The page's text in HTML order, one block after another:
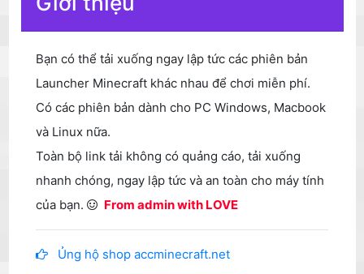
Bạn có thể tải xuống ngay lập tức các phiên bản
Launcher Minecraft khác nhau để chơi miễn phí.
Có các phiên bản dành cho PC Windows, Macbook
và Linux nữa.
Toàn bộ link tải không có quảng cáo, tải xuống
nhanh chóng, ngay lập tức và an toàn cho máy tính
của bạn.
From admin with LOVE
Ủng hộ shop accminecraft.net